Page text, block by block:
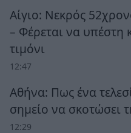
Αίγιο: Νεκρός
– Φέρεται να υπέστη
τιμόνι
12:47
Αθήνα: Πως ένα
σημείο να σκοτώσει
12:29